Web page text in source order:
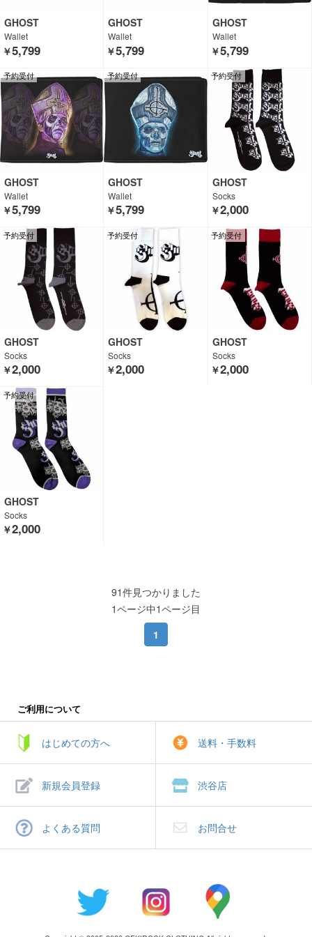
GHOST
Wallet
￥5,799
GHOST
Wallet
￥5,799
GHOST
Wallet
￥5,799
予約受付
GHOST
Wallet
￥5,799
予約受付
GHOST
Wallet
￥5,799
予約受付
GHOST
Socks
￥2,000
予約受付
GHOST
Socks
￥2,000
予約受付
GHOST
Socks
￥2,000
予約受付
GHOST
Socks
￥2,000
予約受付
GHOST
Socks
￥2,000
91件見つかりました
1ページ中1ページ目
1
ご利用について
はじめての方へ 送料・手数料
新規会員登録 渋谷店
よくある質問 お問合せ